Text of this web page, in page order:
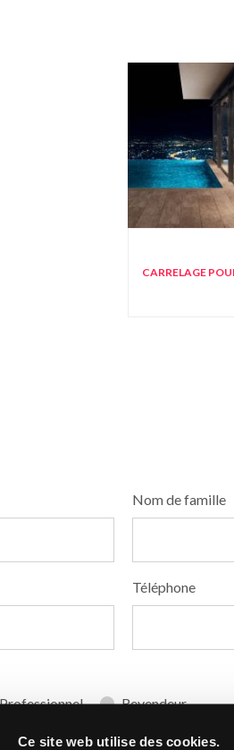
Ce site web utilise des cookies.
CARRELAGE
Nom de famille
Téléphone
Professionnel Revendeur
vous ? * Code Postal *